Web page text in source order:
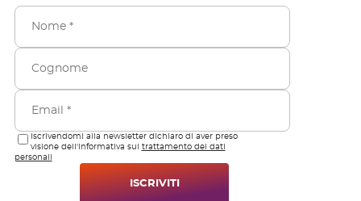
Iscrivendomi alla newsletter dichiaro di aver preso
visione dell'informativa sul trattamento dei dati
personali
ISCRIVITI